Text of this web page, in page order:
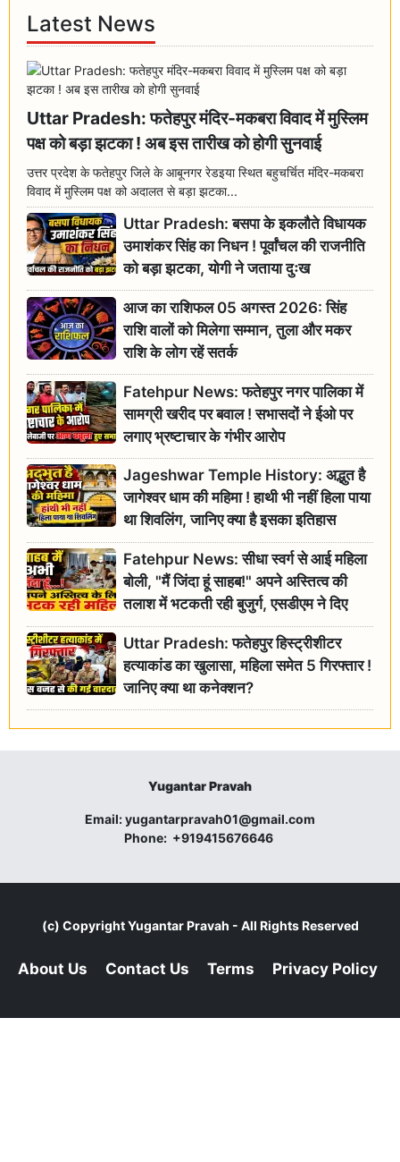
Latest News
Uttar Pradesh: फतेहपुर मंदिर-मकबरा विवाद में मुस्लिम
पक्ष को बड़ा झटका ! अब इस तारीख को होगी सुनवाई
उत्तर प्रदेश के फतेहपुर जिले के आबूनगर रेडइया स्थित बहुचर्चित मंदिर-मकबरा
विवाद में मुस्लिम पक्ष को अदालत से बड़ा झटका...
Uttar Pradesh: बसपा के इकलौते विधायक
उमाशंकर सिंह का निधन ! पूर्वांचल की राजनीति
को बड़ा झटका, योगी ने जताया दुःख
आज का राशिफल 05 अगस्त 2026: सिंह
राशि वालों को मिलेगा सम्मान, तुला और मकर
राशि के लोग रहें सतर्क
Fatehpur News: फतेहपुर नगर पालिका में
सामग्री खरीद पर बवाल ! सभासदों ने ईओ पर
लगाए भ्रष्टाचार के गंभीर आरोप
Jageshwar Temple History: अद्भुत है
जागेश्वर धाम की महिमा ! हाथी भी नहीं हिला पाया
था शिवलिंग, जानिए क्या है इसका इतिहास
Fatehpur News: सीधा स्वर्ग से आई महिला
बोली, "मैं जिंदा हूं साहब!" अपने अस्तित्व की
तलाश में भटकती रही बुजुर्ग, एसडीएम ने दिए
जांच के आदेश
Uttar Pradesh: फतेहपुर हिस्ट्रीशीटर
हत्याकांड का खुलासा, महिला समेत 5 गिरफ्तार !
जानिए क्या था कनेक्शन?
Yugantar Pravah
Email:yugantarpravah01@gmail.com
Phone: +919415676646
(c) CopyrightYugantar Pravah - All Rights Reserved
About Us Contact Us Terms Privacy Policy